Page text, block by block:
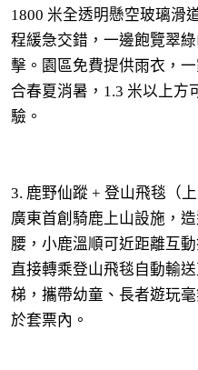
1800 米全透明懸空玻璃滑
程緩急交錯，一邊飽覽翠
擊。園區免費提供雨衣，
合春夏消暑，1.3 米以上方
驗。
3. 鹿野仙蹤 + 登山飛毯（
廣東首創騎鹿上山設施，
腰，小鹿溫順可近距離互
直接轉乘登山飛毯自動輸
梯，攜帶幼童、長者遊玩
於套票內。